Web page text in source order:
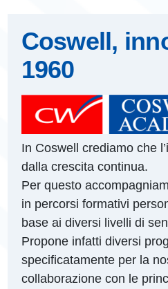
Coswell,
1960
In Coswell crediamo che
dalla crescita continua.
Per questo
in percorsi formativi
base ai diversi livelli di
Propone infatti diversi
specificatamente per la
collaborazione con le